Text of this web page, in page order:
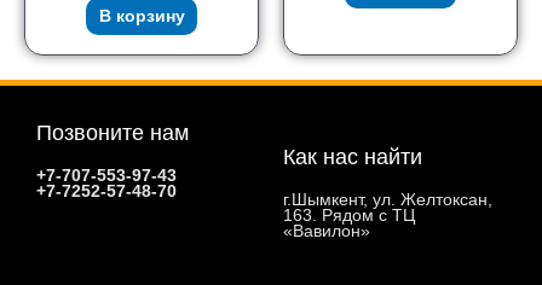
В корзину
Позвоните нам
+7-707-553-97-43
+7-7252-57-48-70
Как нас найти
г.Шымкент, ул. Желтоксан,
163. Рядом с ТЦ
«Вавилон»